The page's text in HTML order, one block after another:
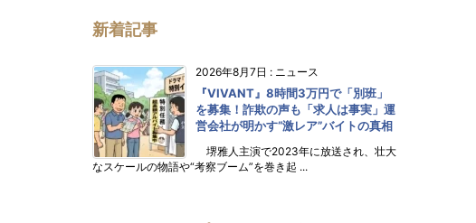
新着記事
2026年8月7日 : ニュース
『VIVANT』8時間3万円で「別班」
を募集！詐欺の声も「求人は事実」運
営会社が明かす“激レア”バイトの真相
堺雅人主演で2023年に放送され、壮大
なスケールの物語や“考察ブーム”を巻き起 ...